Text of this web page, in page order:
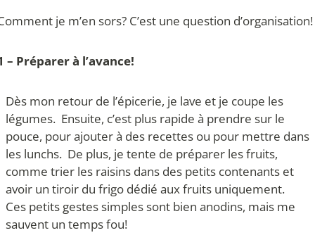
je m’en sors? C’est une question d’organisation!
– Préparer à l’avance!
Dès mon retour de l’épicerie, je lave et je coupe les
légumes. Ensuite, c’est plus rapide à prendre sur le
pouce, pour ajouter à des recettes ou pour mettre dans
les lunchs. De plus, je tente de préparer les fruits,
comme trier les raisins dans des petits contenants et
avoir un tiroir du frigo dédié aux fruits uniquement.
Ces petits gestes simples sont bien anodins, mais me
sauvent un temps fou!